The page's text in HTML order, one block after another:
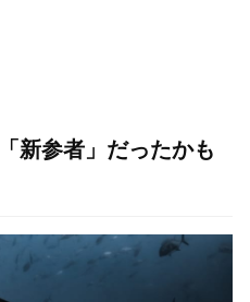
新参者」だったかも